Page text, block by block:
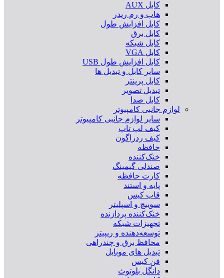
کابل AUX
هاب و رم ریدر
کابل افزایش طول
کابل برق
کابل شبکه
کابل VGA
کابل افزایش طول USB
سایر کابل و تبدیل ها
کابل پرینتر
تبدیل تصویر
کابل صدا
لوازم جانبی کامپیوتر
سایر لوازم جانبی کامپیوتر
کیف لپ تاپ
کیف ردراگون
حافظه
خنک‌کننده
صندلی گیمینگ
کارت حافظه
پایه و استند
قاب کیس
سوییچ و اسپلیتر
خنک‌کننده پردازنده
تجهیزات شبکه
توسعه‌دهنده و ریپیتر
محافظ برق و چندراهی
تبدیل های موبایل
فن کیس
دانگل بلوتوث